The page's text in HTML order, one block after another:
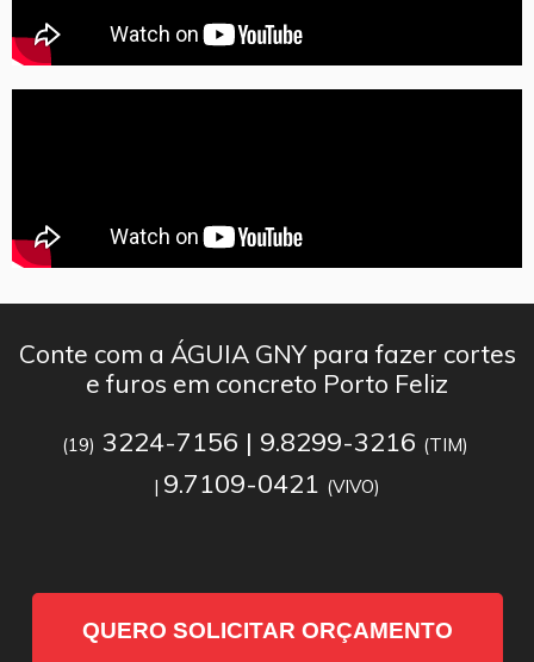
Conte com a ÁGUIA GNY para fazer cortes
e furos em concreto Porto Feliz
(19) 3224-7156 | 9.8299-3216 (TIM)
| 9.7109-0421 (VIVO)
QUERO SOLICITAR ORÇAMENTO